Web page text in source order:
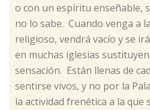
o con un espíritu enseñable,
no lo sabe. Cuando venga a
religioso, vendrá vacío y se
en muchas iglesias
sensación. Están llenas de
sentirse vivos, y no por la
la actividad frenética a la que